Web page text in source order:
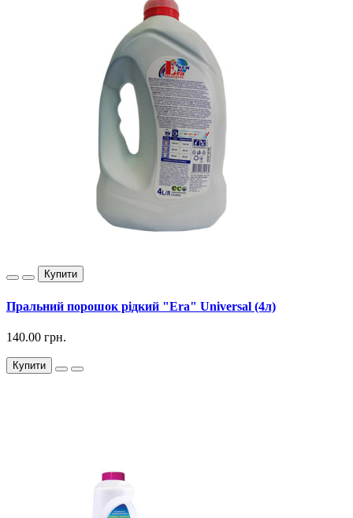
Купити
Пральний порошок рідкий "Era" Universal (4л)
140.00 грн.
Купити